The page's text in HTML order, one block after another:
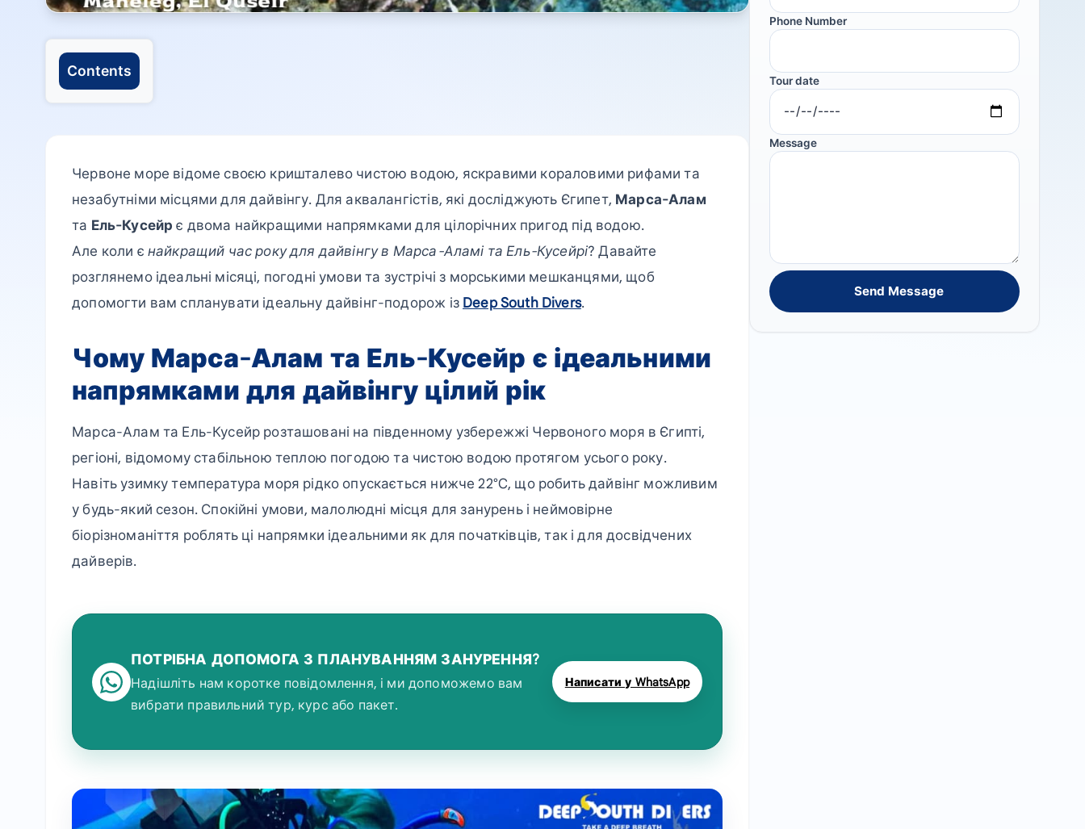
Contents
Червоне море відоме своєю кришталево чистою водою, яскравими кораловими рифами та
незабутніми місцями для дайвінгу. Для аквалангістів, які досліджують Єгипет, Марса-Алам
та Ель-Кусейр є двома найкращими напрямками для цілорічних пригод під водою.
Але коли є найкращий час року для дайвінгу в Марса-Аламі та Ель-Кусейрі? Давайте
розглянемо ідеальні місяці, погодні умови та зустрічі з морськими мешканцями, щоб
допомогти вам спланувати ідеальну дайвінг-подорож із Deep South Divers.
Чому Марса-Алам та Ель-Кусейр є ідеальними
напрямками для дайвінгу цілий рік
Марса-Алам та Ель-Кусейр розташовані на південному узбережжі Червоного моря в Єгипті,
регіоні, відомому стабільною теплою погодою та чистою водою протягом усього року.
Навіть узимку температура моря рідко опускається нижче 22°C, що робить дайвінг можливим
у будь-який сезон. Спокійні умови, малолюдні місця для занурень і неймовірне
біорізноманіття роблять ці напрямки ідеальними як для початківців, так і для досвідчених
дайверів.
ПОТРІБНА ДОПОМОГА З ПЛАНУВАННЯМ ЗАНУРЕННЯ?
Надішліть нам коротке повідомлення, і ми допоможемо вам
вибрати правильний тур, курс або пакет.
Написати у WhatsApp
Phone Number
Tour date
Message
Send Message